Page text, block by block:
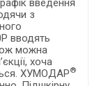
введення
з
вводять
можна
хоча
ХУМОДАР®